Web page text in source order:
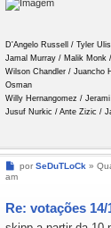
D'Angelo Russell / Tyler Ulis
Jamal Murray / Malik Monk
Wilson Chandler / Juancho
Osman
Willy Hernangomez /
Jusuf Nurkic / Ante Zizic /
Mensagem
por SeDuTLoCk »
am
Re: votações 14/